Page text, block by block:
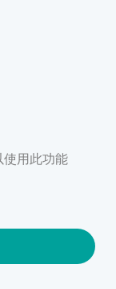
用此功能